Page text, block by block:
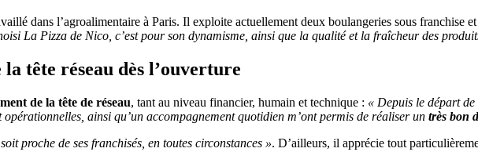
dans l’agroalimentaire à Paris. Il exploite actuellement deux boulangeries sous franchise
La Pizza de Nico, c’est pour son dynamisme, ainsi que la qualité et la fraîcheur des
tête réseau dès l’ouverture
de la tête de réseau, tant au niveau financier, humain et technique : « Depuis le départ
opérationnelles, ainsi qu’un accompagnement quotidien m’ont permis de réaliser un très bon
proche de ses franchisés, en toutes circonstances ». D’ailleurs, il apprécie tout